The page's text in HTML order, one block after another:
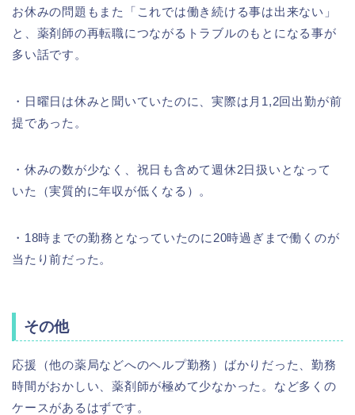
お休みの問題もまた「これでは働き続ける事は出来ない」
と、薬剤師の再転職につながるトラブルのもとになる事が
多い話です。
・日曜日は休みと聞いていたのに、実際は月1,2回出勤が前
提であった。
・休みの数が少なく、祝日も含めて週休2日扱いとなって
いた（実質的に年収が低くなる）。
・18時までの勤務となっていたのに20時過ぎまで働くのが
当たり前だった。
その他
応援（他の薬局などへのヘルプ勤務）ばかりだった、勤務
時間がおかしい、薬剤師が極めて少なかった。など多くの
ケースがあるはずです。